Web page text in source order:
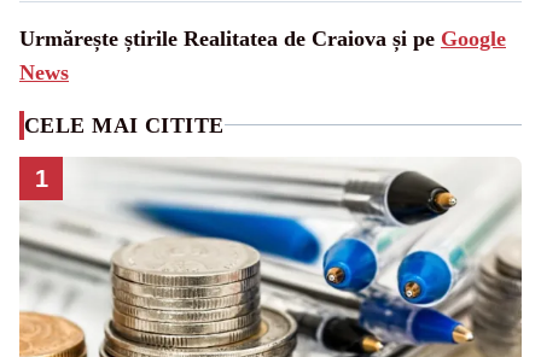
Urmărește știrile Realitatea de Craiova și pe Google
News
CELE MAI CITITE
1